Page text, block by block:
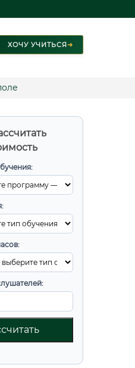
ХОЧУ УЧИТЬСЯ➜